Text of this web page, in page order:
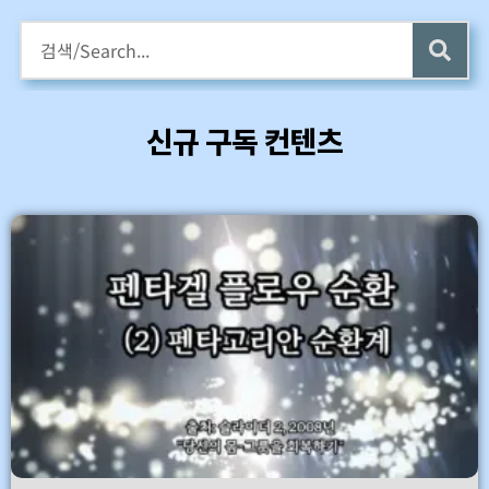
구독회원용 전자책 증정
카멜롯 인터뷰 Part 1 (4 ~6) 업데이트 (7/24)
바로가기
신규 구독 컨텐츠